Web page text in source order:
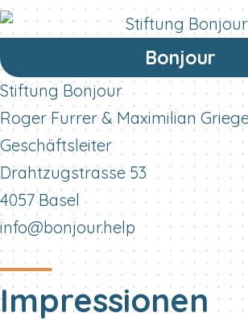
Bonjour
Stiftung Bonjour
Roger Furrer & Maximilian
Geschäftsleiter
Drahtzugstrasse 53
4057 Basel
info@bonjour.help
Impressionen